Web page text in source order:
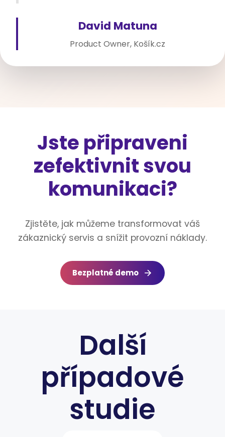
David Matuna
Product Owner, Košík.cz
Jste připraveni
zefektivnit svou
komunikaci?
Zjistěte, jak můžeme transformovat váš
zákaznický servis a snížit provozní náklady.
Bezplatné demo
Další
případové
studie